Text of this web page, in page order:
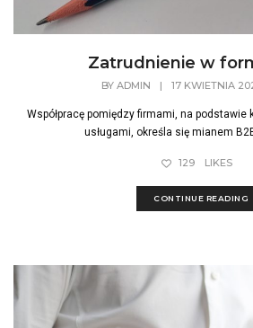
Zatrudnienie w
BY ADMIN | 17 KWIETNIA
Współpracę pomiędzy firmami, na
usługami, określa się mianem
129 LIKES
CONTINUE READING